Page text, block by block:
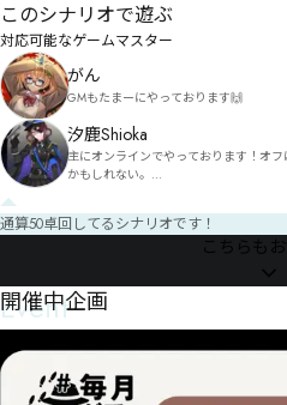
このシナリオで遊ぶ
対応可能なゲームマスター
がん
GMもたまーにやっております🙌
汐鹿Shioka
主にオンラインでやっております！オフ
かもしれない。
ンです。
依頼はTwitterのDMか公募鯖でgm依頼受
通算50卓回してるシナリオです！
こちらも
Event
開催中企画